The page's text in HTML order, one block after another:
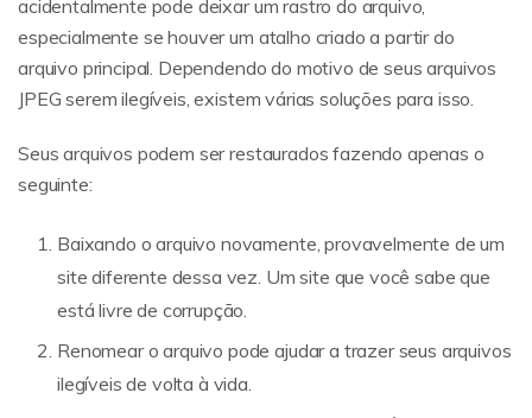
acidentalmente pode deixar um rastro do arquivo,
especialmente se houver um atalho criado a partir do
arquivo principal. Dependendo do motivo de seus arquivos
JPEG serem ilegíveis, existem várias soluções para isso.
Seus arquivos podem ser restaurados fazendo apenas o
seguinte:
Baixando o arquivo novamente, provavelmente de um
site diferente dessa vez. Um site que você sabe que
está livre de corrupção.
Renomear o arquivo pode ajudar a trazer seus arquivos
ilegíveis de volta à vida.